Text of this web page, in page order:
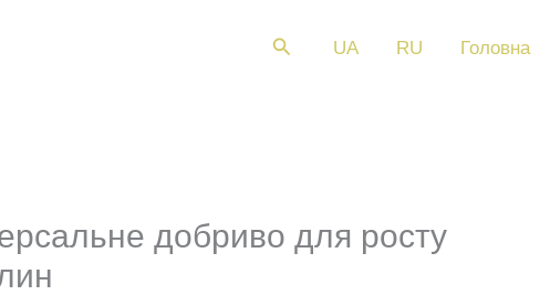
Пошук UA RU Головна
добриво для росту